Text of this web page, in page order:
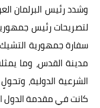
وشدد رئيس البرلمان
لتصريحات رئيس
سفارة جمهورية التشيك
مدينة القدس، وما
الشرعية الدولية،
كانت في مقدمة الدول